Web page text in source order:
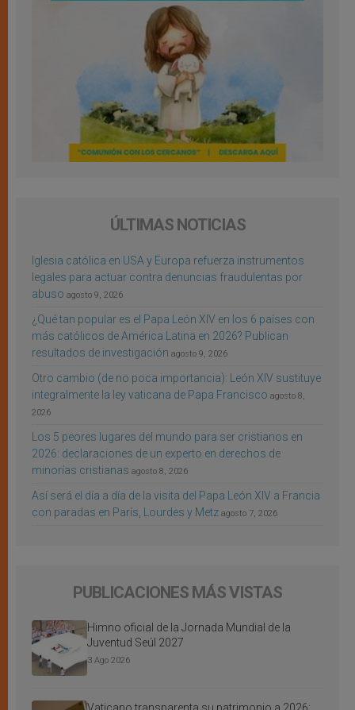
ÚLTIMAS NOTICIAS
Iglesia católica en USA y Europa refuerza instrumentos
legales para actuar contra denuncias fraudulentas por
abuso agosto 9, 2026
¿Qué tan popular es el Papa León XIV en los 6 países con
más católicos de América Latina en 2026? Publican
resultados de investigación agosto 9, 2026
Otro cambio (de no poca importancia): León XIV sustituye
integralmente la ley vaticana de Papa Francisco agosto 8,
2026
Los 5 peores lugares del mundo para ser cristianos en
2026: declaraciones de un experto en derechos de
minorías cristianas agosto 8, 2026
Así será el día a día de la visita del Papa León XIV a Francia
con paradas en París, Lourdes y Metz agosto 7, 2026
PUBLICACIONES MÁS VISTAS
Himno oficial de la Jornada Mundial de la
Juventud Seúl 2027
3 Ago 2026